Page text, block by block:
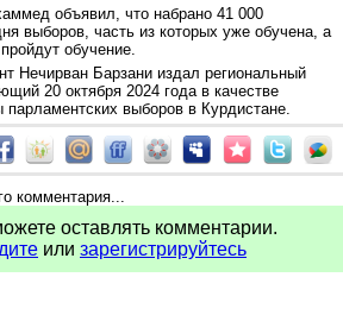
объявил, что набрано 41 000
выборов, часть из которых уже обучена, а
обучение.
Нечирван Барзани издал региональный
20 октября 2024 года в качестве
выборов в Курдистане.
комментария...
оставлять комментарии.
или зарегистрируйтесь